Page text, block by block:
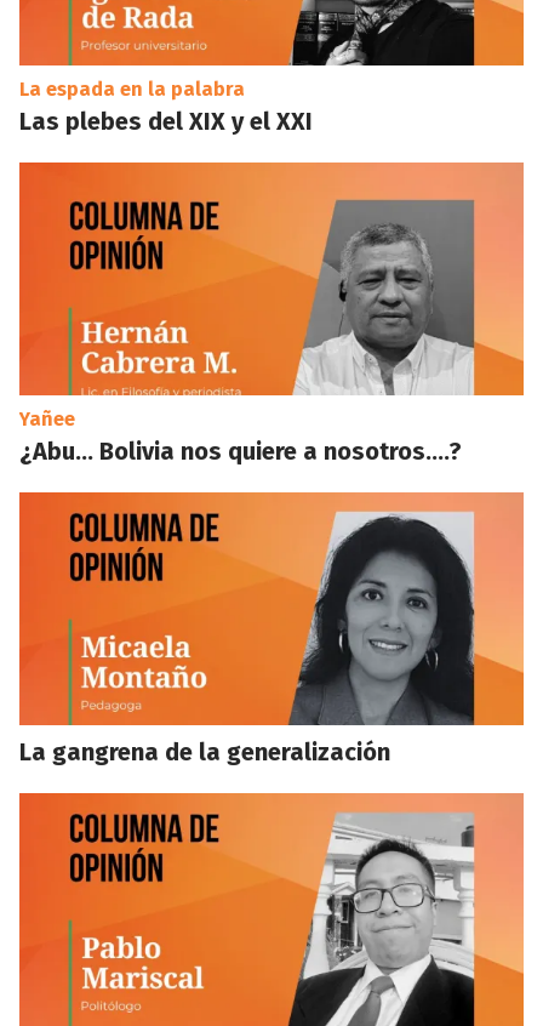
La espada en la palabra
Las plebes del XIX y el XXI
Yañee
¿Abu… Bolivia nos quiere a nosotros….?
La gangrena de la generalización